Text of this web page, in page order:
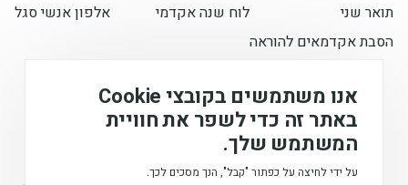
תואר שני
הסבת אקדמאים להוראה
לוח שנה אקדמי
אלפון אנשי סגל
המכללה האקדמית לחינוך ע"ש דוד ילין (ע.ר), © 2026
הישארו מעודכנים איתנו
אנו משתמשים בקובצי Cookie
באתר זה כדי לשפר את חוויית
המשתמש שלך.
על ידי לחיצה על כפתור "קבל", הנך מסכים לכך.